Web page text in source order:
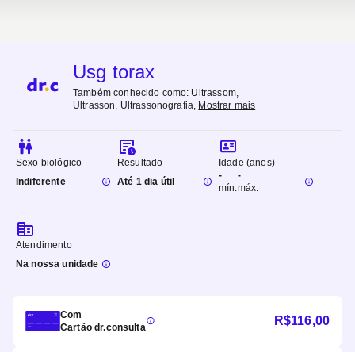
Usg torax
Também conhecido como: Ultrassom,
Ultrasson, Ultrassonografia, Mostrar mais
Sexo biológico
Indiferente
Resultado
Até 1 dia útil
Idade (anos)
-
mín.
-
máx.
Atendimento
Na nossa unidade
Com
Cartão dr.consulta
R$116,00